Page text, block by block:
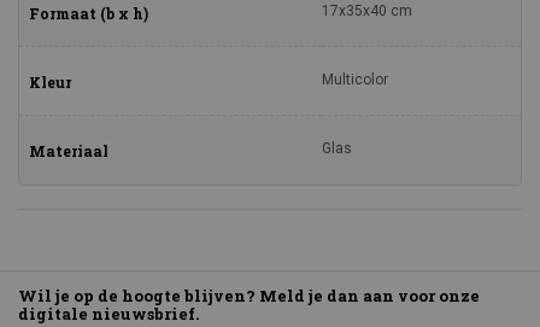
Formaat (b x h) 17x35x40 cm
Kleur Multicolor
Materiaal Glas
Wil je op de hoogte blijven? Meld je dan aan voor onze
digitale nieuwsbrief.